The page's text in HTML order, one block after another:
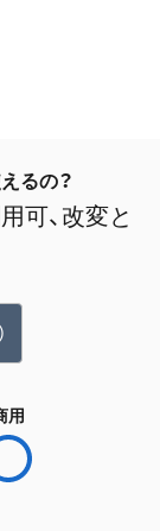
るの？
可、改変と
用